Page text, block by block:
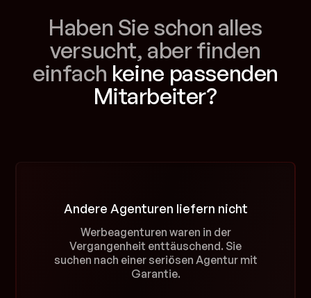
Haben Sie schon alles
versucht, aber finden
einfach keine passenden
Mitarbeiter?
Andere Agenturen liefern nicht
Werbeagenturen waren in der
Vergangenheit enttäuschend. Sie
suchen nach einer seriösen Agentur mit
Garantie.